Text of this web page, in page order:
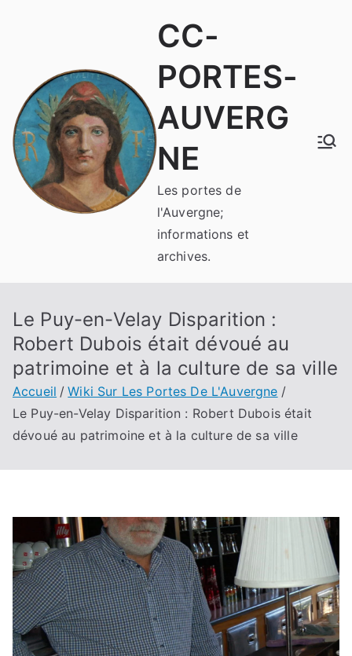
CC-
PORTES-
AUVERG
NE
Les portes de
l'Auvergne;
informations et
archives.
Le Puy-en-Velay Disparition :
Robert Dubois était dévoué au
patrimoine et à la culture de sa ville
Accueil
Wiki Sur Les Portes De L'Auvergne
Le Puy-en-Velay Disparition : Robert Dubois était
dévoué au patrimoine et à la culture de sa ville